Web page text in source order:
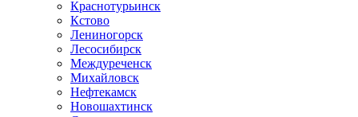
Краснотурьинск
Кстово
Лениногорск
Лесосибирск
Междуреченск
Михайловск
Нефтекамск
Новошахтинск